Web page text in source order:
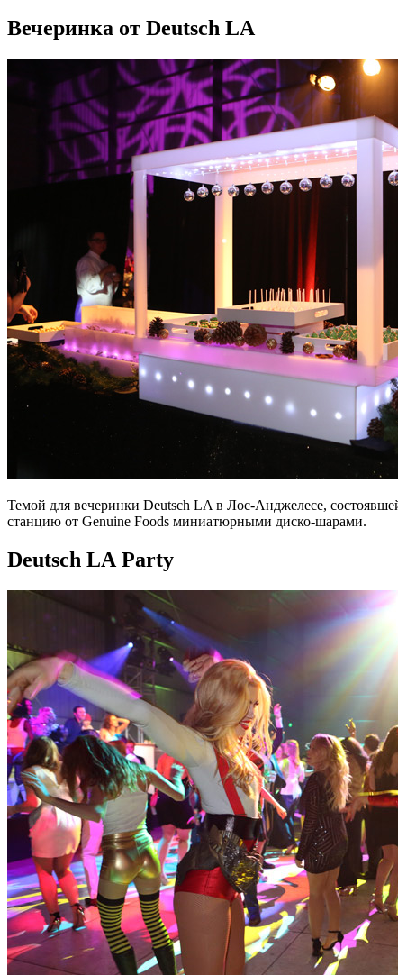
Вечеринка от Deutsch LA
Темой для вечеринки Deutsch LA в Лос-Анджелесе,
станцию от Genuine Foods миниатюрными диско-шарами.
Deutsch LA Party